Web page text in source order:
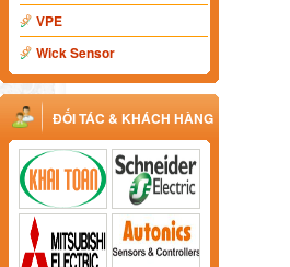
VPE
Wick Sensor
ĐỐI TÁC & KHÁCH HÀNG